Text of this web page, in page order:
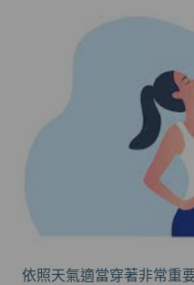
依照天氣適當穿著非常重